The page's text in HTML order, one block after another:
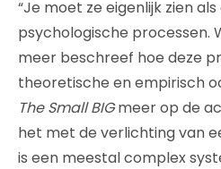
“Je moet ze eigenlijk zien
psychologische processen.
meer beschreef hoe deze
theoretische en empirisch
The Small BIGmeer op de
het met de verlichting van
is een meestal complex